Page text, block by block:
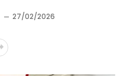
27/02/2026